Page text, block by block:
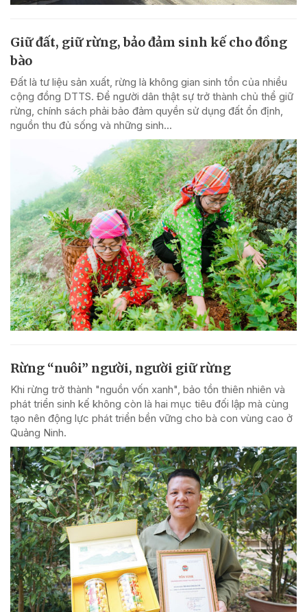
Giữ đất, giữ rừng, bảo đảm sinh kế cho đồng
bào
Đất là tư liệu sản xuất, rừng là không gian sinh tồn của nhiều
cộng đồng DTTS. Để người dân thật sự trở thành chủ thể giữ
rừng, chính sách phải bảo đảm quyền sử dụng đất ổn định,
nguồn thu đủ sống và những sinh...
Rừng “nuôi” người, người giữ rừng
Khi rừng trở thành "nguồn vốn xanh", bảo tồn thiên nhiên và
phát triển sinh kế không còn là hai mục tiêu đối lập mà cùng
tạo nên động lực phát triển bền vững cho bà con vùng cao ở
Quảng Ninh.